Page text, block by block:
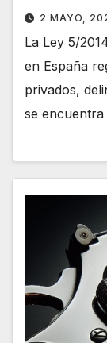
2 MAYO,
La Ley 5/
en España
privados,
se